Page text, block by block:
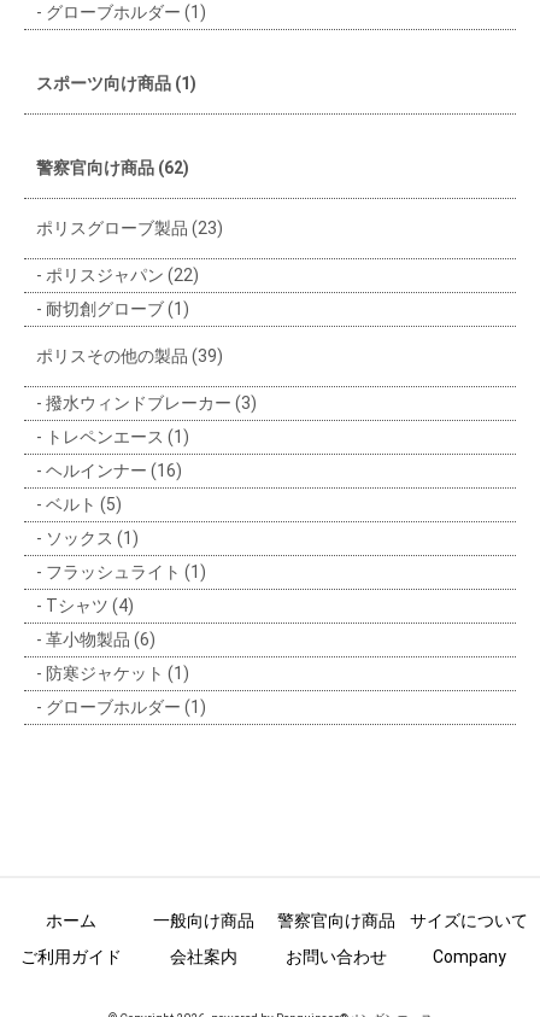
グローブホルダー (1)
スポーツ向け商品 (1)
警察官向け商品 (62)
ポリスグローブ製品 (23)
ポリスジャパン (22)
耐切創グローブ (1)
ポリスその他の製品 (39)
撥水ウィンドブレーカー (3)
トレペンエース (1)
ヘルインナー (16)
ベルト (5)
ソックス (1)
フラッシュライト (1)
Tシャツ (4)
革小物製品 (6)
防寒ジャケット (1)
グローブホルダー (1)
ホーム 一般向け商品 警察官向け商品
サイズについて
ご利用ガイド
会社案内 お問い合わせ Company